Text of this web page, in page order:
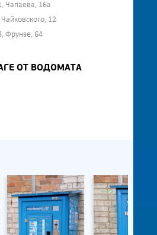
Чапаева, 16а
12
Фрунзе, 64
ОТ ВОДОМАТА